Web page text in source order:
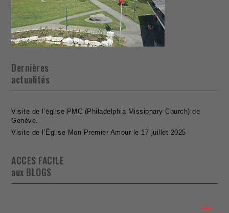
Dernières
actualités
Visite de l’église PMC (Philadelphia Missionary Church) de
Genève.
Visite de l’Église Mon Premier Amour le 17 juillet 2025
ACCES FACILE
aux BLOGS